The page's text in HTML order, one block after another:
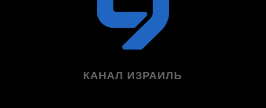
КАНАЛ ИЗРАИЛЬ